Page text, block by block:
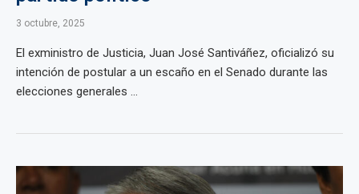
3 octubre, 2025
El exministro de Justicia, Juan José Santiváñez, oficializó su
intención de postular a un escaño en el Senado durante las
elecciones generales ...